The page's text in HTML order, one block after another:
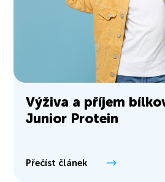
Výživa a příjem
Junior Protein
Přečíst článek